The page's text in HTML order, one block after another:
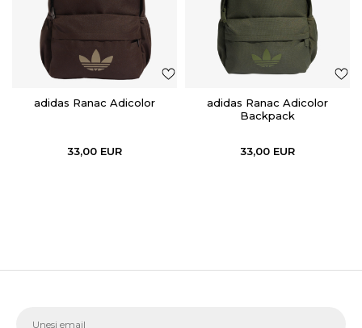
adidas Ranac Adicolor
33,00 EUR
adidas Ranac Adicolor
Backpack
33,00 EUR